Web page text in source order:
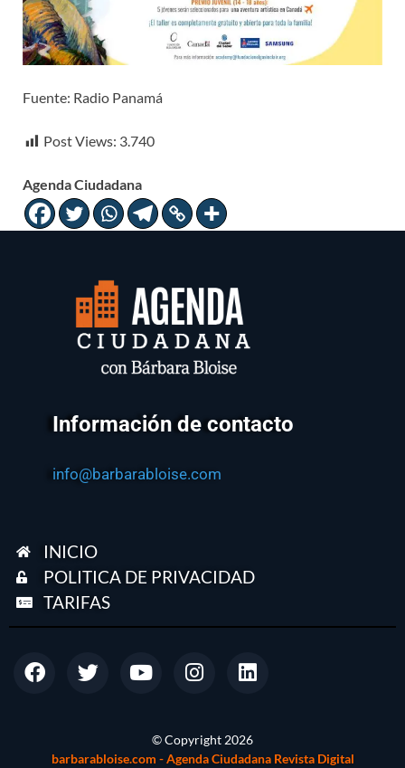
Fuente: Radio Panamá
Post Views: 3.740
Agenda Ciudadana
Información de contacto
info@barbarabloise.com
INICIO
POLITICA DE PRIVACIDAD
TARIFAS
© Copyright 2026
barbarabloise.com - Agenda Ciudadana Revista Digital